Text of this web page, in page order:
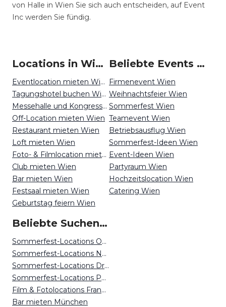
von Halle in Wien Sie sich auch entscheiden, auf Event
Inc werden Sie fündig.
Locations in Wien mieten
Eventlocation mieten Wien
Tagungshotel buchen Wien
Messehalle und Kongresszentrum mieten Wien
Off-Location mieten Wien
Restaurant mieten Wien
Loft mieten Wien
Foto- & Filmlocation mieten Wien
Club mieten Wien
Bar mieten Wien
Festsaal mieten Wien
Geburtstag feiern Wien
Beliebte Events in Wien
Firmenevent Wien
Weihnachtsfeier Wien
Sommerfest Wien
Teamevent Wien
Betriebsausflug Wien
Sommerfest-Ideen Wien
Event-Ideen Wien
Partyraum Wien
Hochzeitslocation Wien
Catering Wien
Beliebte Suchen auf Event Inc
Sommerfest-Locations Osnabrück
Sommerfest-Locations Nürnberg
Sommerfest-Locations Dresden
Sommerfest-Locations Potsdam
Film & Fotolocations Frankfurt
Bar mieten München